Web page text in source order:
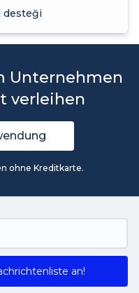
desteği
Unternehmen
verleihen
ohne Kreditkarte.
an!